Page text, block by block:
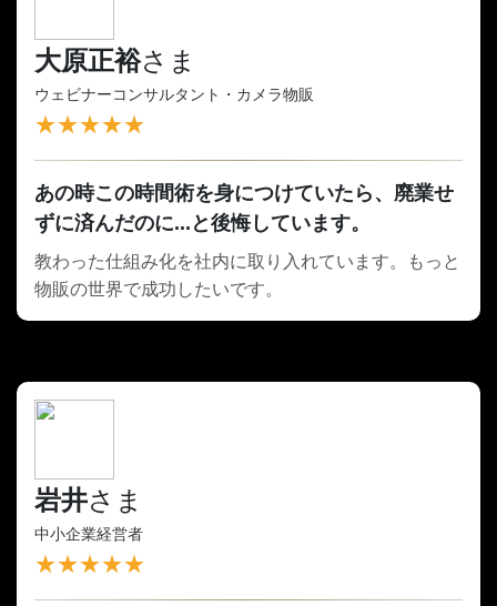
大原正裕さま
ウェビナーコンサルタント・カメラ物販
★★★★★
あの時この時間術を身につけていたら、廃業せ
ずに済んだのに...と後悔しています。
教わった仕組み化を社内に取り入れています。もっと
物販の世界で成功したいです。
岩井さま
中小企業経営者
★★★★★